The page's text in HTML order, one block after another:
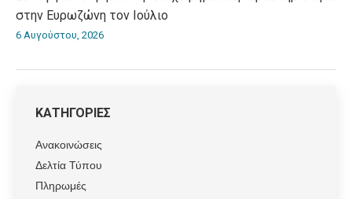
στην Ευρωζώνη τον Ιούλιο
6 Αυγούστου, 2026
ΚΑΤΗΓΟΡΙΕΣ
Ανακοινώσεις
Δελτία Τύπου
Πληρωμές